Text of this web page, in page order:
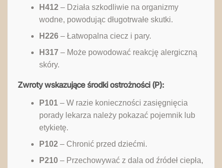
H412– Działa szkodliwie na organizmy
wodne, powodując długotrwałe skutki.
H226– Łatwopalna ciecz i pary.
H317– Może powodować reakcję alergiczną
skóry.
Zwroty wskazujące środki ostrożności (P):
P101– W razie konieczności zasięgnięcia
porady lekarza należy pokazać pojemnik lub
etykietę.
P102– Chronić przed dziećmi.
P210– Przechowywać z dala od źródeł ciepła,